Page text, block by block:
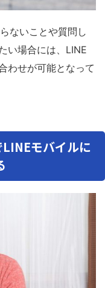
ないことや質問し
い場合には、LINE
わせが可能となって
モバイルに